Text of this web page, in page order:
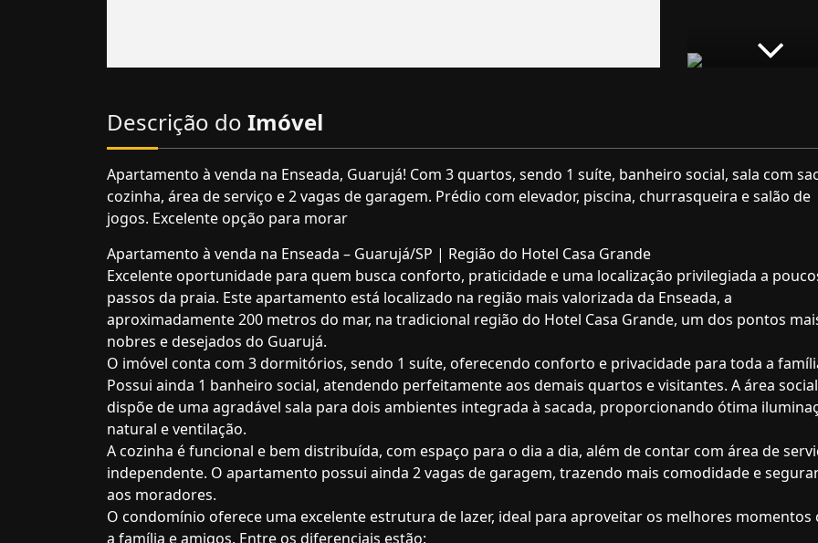
Descrição do Imóvel
Apartamento à venda na Enseada, Guarujá! Com 3 quartos, sendo 1 suíte, banheiro social, sala com
cozinha, área de serviço e 2 vagas de garagem. Prédio com elevador, piscina, churrasqueira e salão de
jogos. Excelente opção para morar
Apartamento à venda na Enseada – Guarujá/SP | Região do Hotel Casa Grande
Excelente oportunidade para quem busca conforto, praticidade e uma localização privilegiada a
passos da praia. Este apartamento está localizado na região mais valorizada da Enseada, a
aproximadamente 200 metros do mar, na tradicional região do Hotel Casa Grande, um dos pontos
nobres e desejados do Guarujá.
O imóvel conta com 3 dormitórios, sendo 1 suíte, oferecendo conforto e privacidade para toda a
Possui ainda 1 banheiro social, atendendo perfeitamente aos demais quartos e visitantes. A área social
dispõe de uma agradável sala para dois ambientes integrada à sacada, proporcionando ótima
natural e ventilação.
A cozinha é funcional e bem distribuída, com espaço para o dia a dia, além de contar com área de
independente. O apartamento possui ainda 2 vagas de garagem, trazendo mais comodidade e
aos moradores.
O condomínio oferece uma excelente estrutura de lazer, ideal para aproveitar os melhores momentos
a família e amigos. Entre os diferenciais estão: